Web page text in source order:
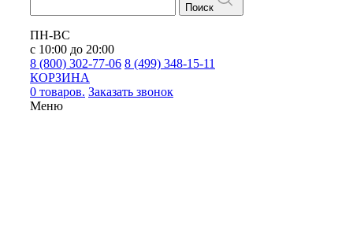
Поиск
ПН-ВС
с 10:00 до 20:00
8 (800) 302-77-06 8 (499) 348-15-11
КОРЗИНА
0 товаров. Заказать звонок
Меню